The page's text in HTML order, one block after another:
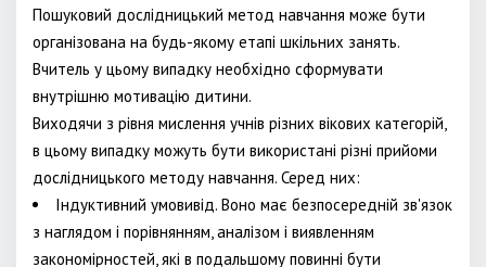
Пошуковий дослідницький метод навчання може бути
організована на будь-якому етапі шкільних занять.
Вчитель у цьому випадку необхідно сформувати
внутрішню мотивацію дитини.
Виходячи з рівня мислення учнів різних вікових категорій,
в цьому випадку можуть бути використані різні прийоми
дослідницького методу навчання. Серед них:
Індуктивний умовивід. Воно має безпосередній зв'язок
з наглядом і порівнянням, аналізом і виявленням
закономірностей, які в подальшому повинні бути